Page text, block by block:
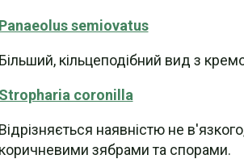
Panaeolus semiovatus
Більший, кільцеподібний вид з
Stropharia coronilla
Відрізняється наявністю не
коричневими зябрами та спорами.